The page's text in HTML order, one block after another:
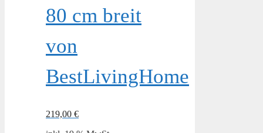
80 cm breit
von
BestLivingHome
219,00 €